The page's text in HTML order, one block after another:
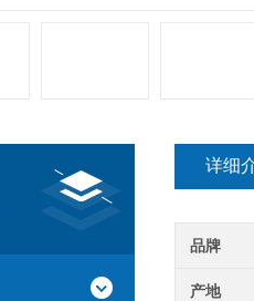
详细
品牌
产地